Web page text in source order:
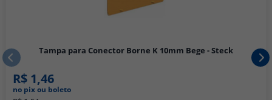
- Steck POSTE FINAL BORNE K -